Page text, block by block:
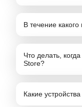
В течение
Что делать,
Store?
Какие